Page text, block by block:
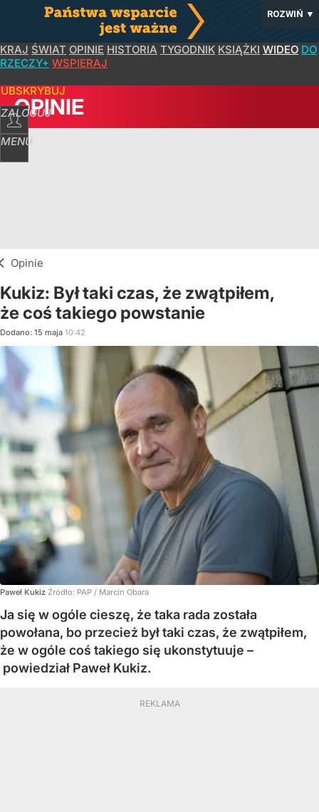
ROZWIŃ ▼
KRAJ ŚWIAT OPINIE HISTORIA TYGODNIK KSIĄŻKI WIDEO DO
RZECZY+ WSPIERAJ
ZALOGUJ
MENU
OPINIE
Opinie
Kukiz: Był taki czas, że zwątpiłem,
że coś takiego powstanie
Dodano: 15 maja 10:42
Paweł Kukiz Źródło: PAP / Marcin Obara
Ja się w ogóle cieszę, że taka rada została
powołana, bo przecież był taki czas, że zwątpiłem,
że w ogóle coś takiego się ukonstytuuje –
powiedział Paweł Kukiz.